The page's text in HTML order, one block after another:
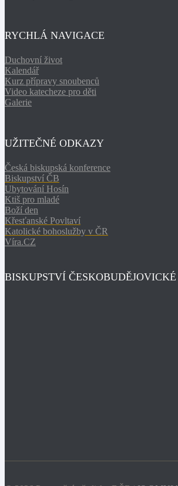
RYCHLÁ NAVIGACE
Duchovní život
Kalendář
Kurz přípravy snoubenců
Video katecheze pro děti
Galerie
UŽITEČNÉ ODKAZY
Česká biskupská konference
Biskupství ČB
Ubytování Hosín
Ktiš pro mladé
Boží den
Křesťanské Povltaví
Katolické bohoslužby v ČR
Víra.CZ
BISKUPSTVÍ ČESKOBUDĚJOVICKÉ